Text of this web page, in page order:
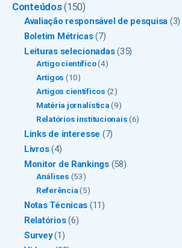
Conteúdos(150)
Avaliação responsável de pesquisa (3)
Boletim Métricas(7)
Leituras selecionadas(35)
Artigo científico(4)
Artigos (10)
Artigos científicos (2)
Matéria jornalística (9)
Relatórios institucionais (6)
Links de interesse (7)
Livros(4)
Monitor de Rankings(58)
Análises (53)
Referência (5)
Notas Técnicas (11)
Relatórios(6)
Survey(1)